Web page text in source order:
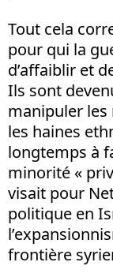
Tout cela
pour qui la
d’affaiblir et
Ils sont
manipuler les
les haines
longtemps à
minorité «
visait pour
politique en
frontière